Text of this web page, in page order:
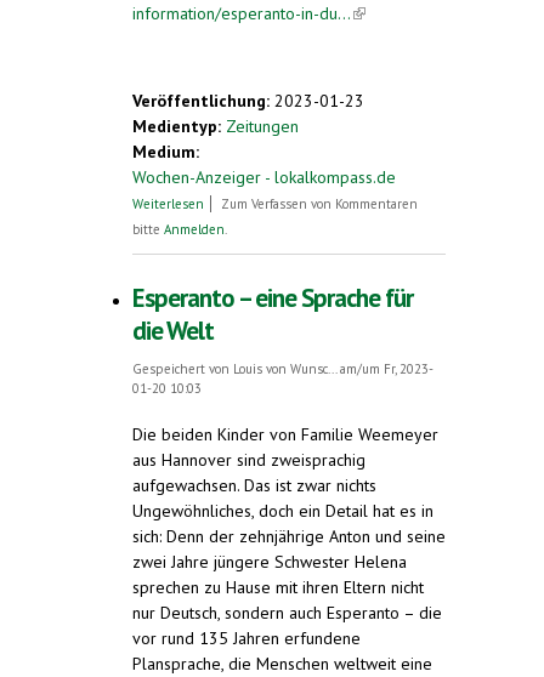
information/esperanto-in-du...(link is
Veröffentlichung: 2023-01-23
Medientyp: Zeitungen
Medium:
Wochen-Anzeiger - lokalkompass.de
Weiterlesen über „En la granda maro estas malgranda
Zum Verfassen von Kommentaren
bitte Anmelden
Esperanto – eine Sprache für
die Welt
Gespeichert von Louis von Wunsc...am/um Fr, 2023-
01-20 10:03
Die beiden Kinder von Familie Weemeyer
aus Hannover sind zweisprachig
aufgewachsen. Das ist zwar nichts
Ungewöhnliches, doch ein Detail hat es in
sich: Denn der zehnjährige Anton und seine
zwei Jahre jüngere Schwester Helena
sprechen zu Hause mit ihren Eltern nicht
nur Deutsch, sondern auch Esperanto – die
vor rund 135 Jahren erfundene
Plansprache, die Menschen weltweit eine